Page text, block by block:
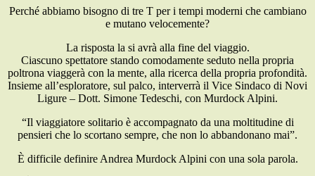
Perché abbiamo bisogno di tre T per i tempi moderni che cambiano
e mutano velocemente?
La risposta la si avrà alla fine del viaggio.
Ciascuno spettatore stando comodamente seduto nella propria
poltrona viaggerà con la mente, alla ricerca della propria profondità.
Insieme all’esploratore, sul palco, interverrà il Vice Sindaco di Novi
Ligure – Dott. Simone Tedeschi, con Murdock Alpini.
“Il viaggiatore solitario è accompagnato da una moltitudine di
pensieri che lo scortano sempre, che non lo abbandonano mai”.
È difficile definire Andrea Murdock Alpini con una sola parola.